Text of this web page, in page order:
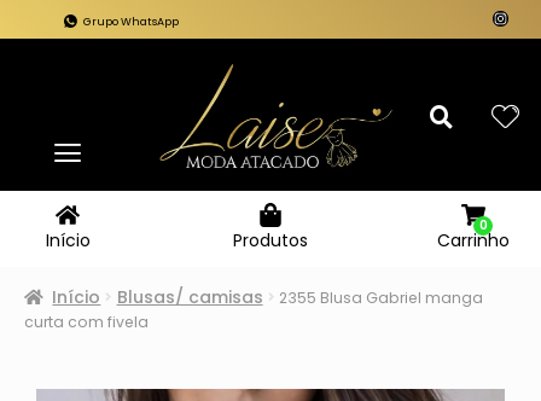
Grupo WhatsApp
Início Produtos Carrinho
0
Início Blusas/ camisas
2355 Blusa Gabriel manga
curta com fivela